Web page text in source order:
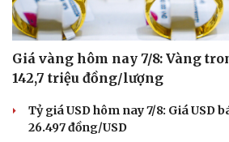
Giá vàng hôm nay 7/8: Vàng
142,7 triệu đồng/lượng
Tỷ giá USD hôm nay 7/8: Giá USD
26.497 đồng/USD